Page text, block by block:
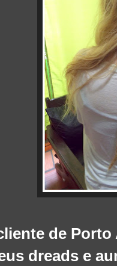
de
dreads e